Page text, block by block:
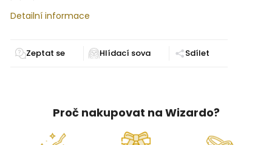
Detailní informace
Zeptat se Sdílet
Proč nakupovat na Wizardo?